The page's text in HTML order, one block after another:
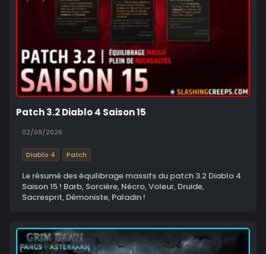
Patch 3.2 Diablo 4 Saison 15
02/08/2026
Diablo 4 Patch
Le résumé des équilibrage massifs du patch 3.2 Diablo 4
Saison 15 ! Barb, Sorcière, Nécro, Voleur, Druide,
Sacresprit, Démoniste, Paladin !